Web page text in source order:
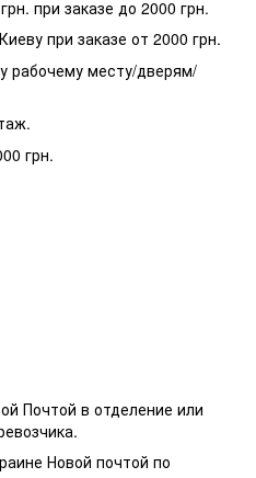
при заказе до 2000 грн.
при заказе от 2000 грн.
рабочему месту/дверям/
грн.
Почтой в отделение или
Новой почтой по